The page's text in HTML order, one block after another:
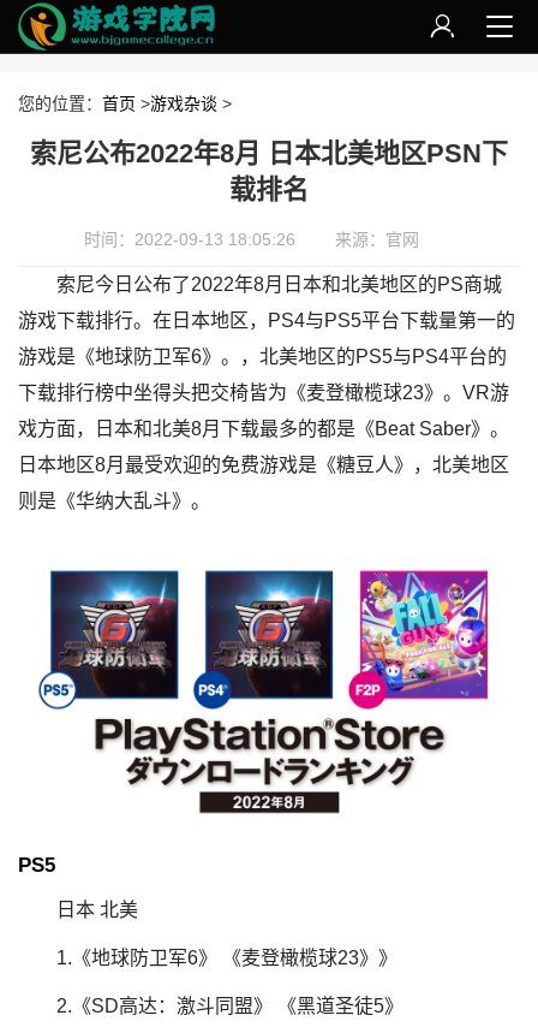
您的位置： 首页 >游戏杂谈 >
索尼公布2022年8月 日本北美地区PSN下
载排名
时间：2022-09-13 18:05:26 来源：官网
索尼今日公布了2022年8月日本和北美地区的PS商城
游戏下载排行。在日本地区，PS4与PS5平台下载量第一的
游戏是《地球防卫军6》。，北美地区的PS5与PS4平台的
下载排行榜中坐得头把交椅皆为《麦登橄榄球23》。VR游
戏方面，日本和北美8月下载最多的都是《Beat Saber》。
日本地区8月最受欢迎的免费游戏是《糖豆人》，北美地区
则是《华纳大乱斗》。
PS5
日本 北美
1.《地球防卫军6》 《麦登橄榄球23》》
2.《SD高达：激斗同盟》 《黑道圣徒5》